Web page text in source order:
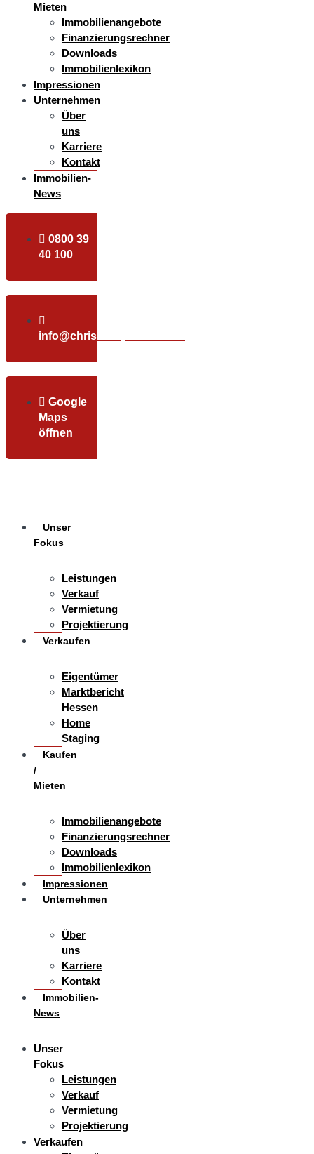
Mieten
Immobilienangebote
Finanzierungsrechner
Downloads
Immobilienlexikon
Impressionen
Unternehmen
Über
uns
Karriere
Kontakt
Immobilien-
News
0800 39
40 100
info@christundpartner.com
Google
Maps
öffnen
Unser
Fokus
Leistungen
Verkauf
Vermietung
Projektierung
Verkaufen
Eigentümer
Marktbericht
Hessen
Home
Staging
Kaufen
/
Mieten
Immobilienangebote
Finanzierungsrechner
Downloads
Immobilienlexikon
Impressionen
Unternehmen
Über
uns
Karriere
Kontakt
Immobilien-
News
Unser
Fokus
Leistungen
Verkauf
Vermietung
Projektierung
Verkaufen